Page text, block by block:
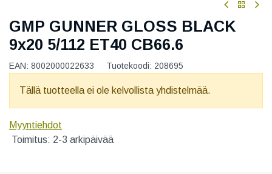
GMP GUNNER GLOSS BLACK
9x20 5/112 ET40 CB66.6
EAN: 8002000022633 Tuotekoodi: 208695
Tällä tuotteella ei ole kelvollista yhdistelmää.
Myyntiehdot
Toimitus: 2-3 arkipäivää